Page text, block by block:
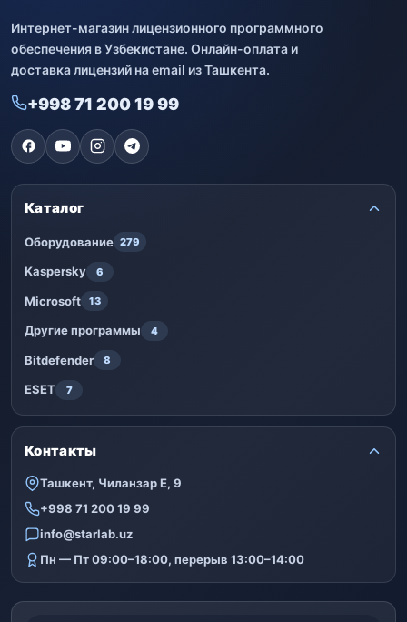
Интернет-магазин лицензионного программного
обеспечения в Узбекистане. Онлайн-оплата и
доставка лицензий на email из Ташкента.
+998 71 200 19 99
Каталог
Оборудование 279
Kaspersky 6
Microsoft 13
Другие программы 4
Bitdefender 8
ESET 7
Контакты
Ташкент, Чиланзар Е, 9
+998 71 200 19 99
info@starlab.uz
Пн — Пт 09:00–18:00, перерыв 13:00–14:00